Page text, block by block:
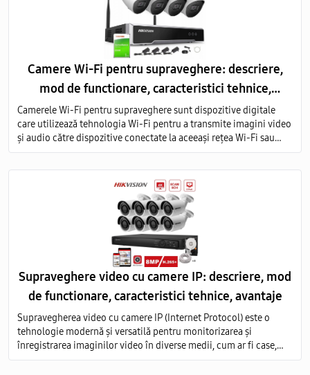
Camere Wi-Fi pentru supraveghere: descriere,
mod de functionare, caracteristici tehnice,
avantaje
Camerele Wi-Fi pentru supraveghere sunt dispozitive digitale
care utilizează tehnologia Wi-Fi pentru a transmite imagini video
și audio către dispozitive conectate la aceeași rețea Wi-Fi sau
prin intermediul internetului.
Supraveghere video cu camere IP: descriere, mod
de functionare, caracteristici tehnice, avantaje
Supravegherea video cu camere IP (Internet Protocol) este o
tehnologie modernă și versatilă pentru monitorizarea și
înregistrarea imaginilor video în diverse medii, cum ar fi case,
birouri, clădiri comerciale, instituții publice și industriale.